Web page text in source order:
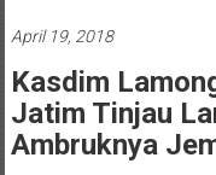
April 19, 2018
Kasdim
Jatim Tinjau
Ambruknya